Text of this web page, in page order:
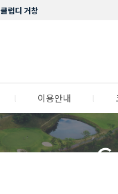
클럽디 거창
이용안내